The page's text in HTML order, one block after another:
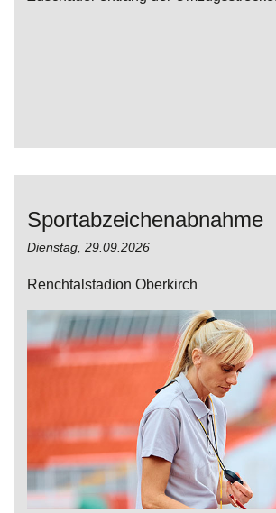
Sportabzeichenabnahme
Dienstag, 29.09.2026
Renchtalstadion Oberkirch